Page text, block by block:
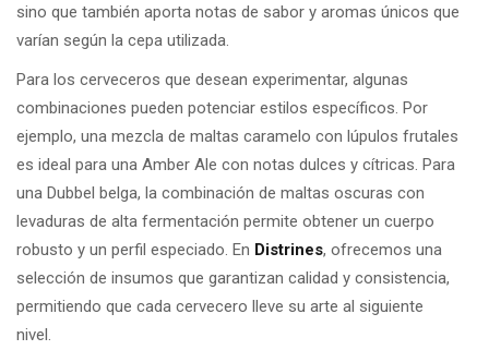
sino que también aporta notas de sabor y aromas únicos que
varían según la cepa utilizada.
Para los cerveceros que desean experimentar, algunas
combinaciones pueden potenciar estilos específicos. Por
ejemplo, una mezcla de maltas caramelo con lúpulos frutales
es ideal para una Amber Ale con notas dulces y cítricas. Para
una Dubbel belga, la combinación de maltas oscuras con
levaduras de alta fermentación permite obtener un cuerpo
robusto y un perfil especiado. En Distrines, ofrecemos una
selección de insumos que garantizan calidad y consistencia,
permitiendo que cada cervecero lleve su arte al siguiente
nivel.